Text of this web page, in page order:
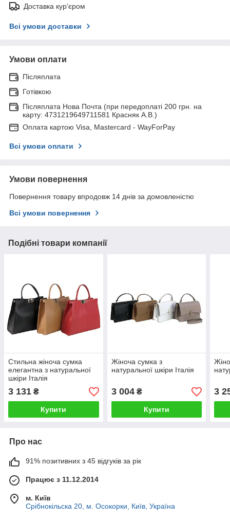
Доставка кур'єром
Всі умови доставки
Умови оплати
Післяплата
Готівкою
Післяплата Нова Почта (при передоплаті 200 грн. на
карту: 4731219649711581 Красняк А.В.)
Оплата картою Visa, Mastercard - WayForPay
Всі умови оплати
Умови повернення
Повернення товару впродовж 14 днів за домовленістю
Всі умови повернення
Подібні товари компанії
Стильна жіноча сумка
елегантна з натуральної
шкіри Італія
3 131 ₴
Купити
Жіноча сумка з
натуральної шкіри Італія
3 004₴
Купити
3
Про нас
91% позитивних з 45 відгуків за рік
Працює з 11.12.2014
м. Київ
Срібнокільска 20, м. Осокорки, Київ, Україна